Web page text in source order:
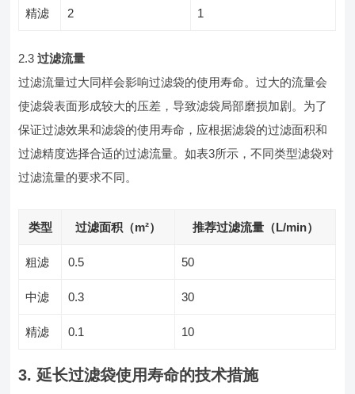
精滤 2 1
2.3过滤流量
过滤流量过大同样会影响过滤袋的使用寿命。过大的流量会
使滤袋表面形成较大的压差，导致滤袋局部磨损加剧。为了
保证过滤效果和滤袋的使用寿命，应根据滤袋的过滤面积和
过滤精度选择合适的过滤流量。如表3所示，不同类型滤袋对
过滤流量的要求不同。
类型 过滤面积（m²） 推荐过滤流量（L/min）
粗滤 0.5 50
中滤 0.3 30
精滤 0.1 10
3. 延长过滤袋使用寿命的技术措施